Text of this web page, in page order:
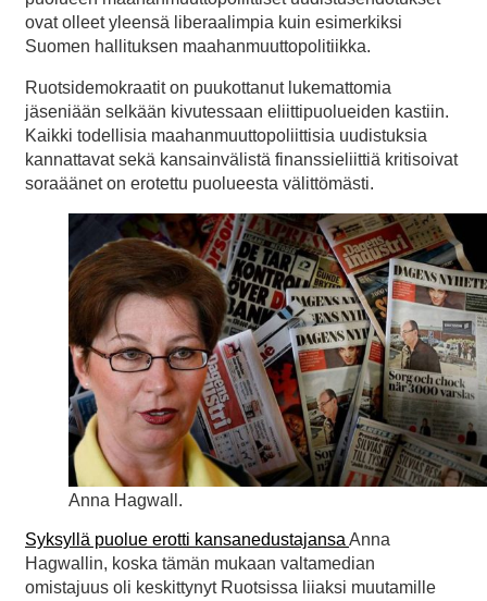
ovat olleet yleensä liberaalimpia kuin esimerkiksi
Suomen hallituksen maahanmuuttopolitiikka.
Ruotsidemokraatit on puukottanut lukemattomia
jäseniään selkään kivutessaan eliittipuolueiden kastiin.
Kaikki todellisia maahanmuuttopoliittisia uudistuksia
kannattavat sekä kansainvälistä finanssieliittiä kritisoivat
soraäänet on erotettu puolueesta välittömästi.
Anna Hagwall.
Syksyllä puolue erotti kansanedustajansa Anna
Hagwallin, koska tämän mukaan valtamedian
omistajuus oli keskittynyt Ruotsissa liiaksi muutamille